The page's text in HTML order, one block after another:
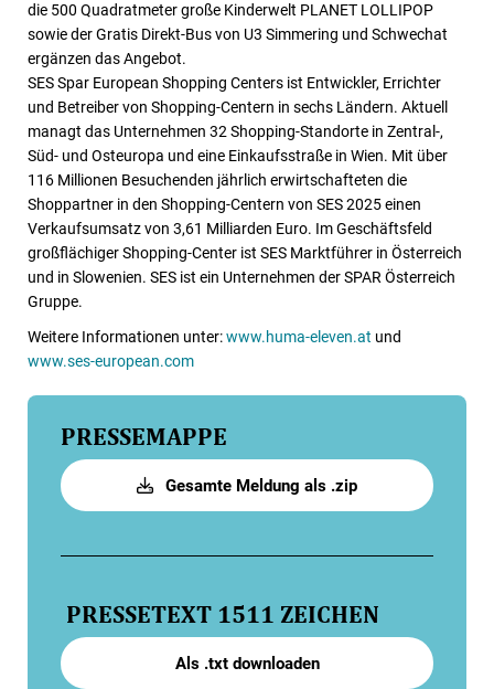
die 500 Quadratmeter große Kinderwelt PLANET LOLLIPOP
sowie der Gratis Direkt-Bus von U3 Simmering und Schwechat
ergänzen das Angebot.
SES Spar European Shopping Centers ist Entwickler, Errichter
und Betreiber von Shopping-Centern in sechs Ländern. Aktuell
managt das Unternehmen 32 Shopping-Standorte in Zentral-,
Süd- und Osteuropa und eine Einkaufsstraße in Wien. Mit über
116 Millionen Besuchenden jährlich erwirtschafteten die
Shoppartner in den Shopping-Centern von SES 2025 einen
Verkaufsumsatz von 3,61 Milliarden Euro. Im Geschäftsfeld
großflächiger Shopping-Center ist SES Marktführer in Österreich
und in Slowenien. SES ist ein Unternehmen der SPAR Österreich
Gruppe.
Weitere Informationen unter:www.huma-eleven.at und
www.ses-european.com
PRESSEMAPPE
Gesamte Meldung als .zip
PRESSETEXT 1511 ZEICHEN
Als .txt downloaden